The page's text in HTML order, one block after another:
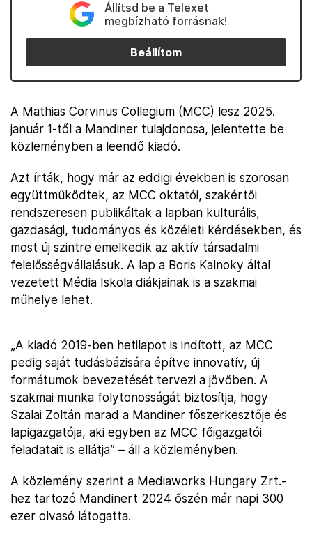
Állítsd be a Telexet
megbízható forrásnak!
Beállítom
A Mathias Corvinus Collegium (MCC) lesz 2025.
január 1-től a Mandiner tulajdonosa, jelentette be
közleményben a leendő kiadó.
Azt írták, hogy már az eddigi években is szorosan
együttműködtek, az MCC oktatói, szakértői
rendszeresen publikáltak a lapban kulturális,
gazdasági, tudományos és közéleti kérdésekben, és
most új szintre emelkedik az aktív társadalmi
felelősségvállalásuk. A lap a Boris Kalnoky által
vezetett Média Iskola diákjainak is a szakmai
műhelye lehet.
„A kiadó 2019-ben hetilapot is indított, az MCC
pedig saját tudásbázisára építve innovatív, új
formátumok bevezetését tervezi a jövőben. A
szakmai munka folytonosságát biztosítja, hogy
Szalai Zoltán marad a Mandiner főszerkesztője és
lapigazgatója, aki egyben az MCC főigazgatói
feladatait is ellátja” – áll a közleményben.
A közlemény szerint a Mediaworks Hungary Zrt.-
hez tartozó Mandinert 2024 őszén már napi 300
ezer olvasó látogatta.